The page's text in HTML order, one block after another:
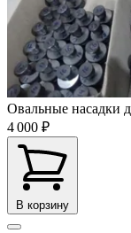
Овальные насадки
4 000 ₽
В корзину